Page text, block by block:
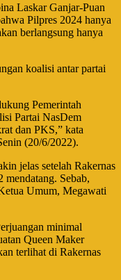
Laskar Ganjar-Puan
Pilpres 2024 hanya
berlangsung hanya
koalisi antar partai
Pemerintah
Partai NasDem
dan PKS,” kata
(20/6/2022).
jelas setelah Rakernas
Sebab,
Umum, Megawati
minimal
Queen Maker
terlihat di Rakernas